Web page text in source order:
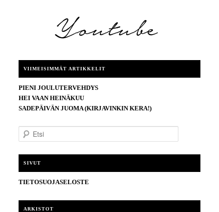
VIIMEISIMMÄT ARTIKKELIT
PIENI JOULUTERVEHDYS
HEI VAAN HEINÄKUU
SADEPÄIVÄN JUOMA (KIRJAVINKIN KERA!)
t
SIVUT
TIETOSUOJASELOSTE
ARKISTOT